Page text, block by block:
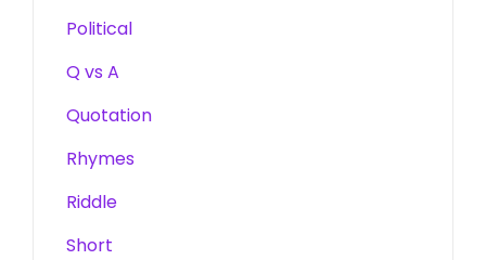
Political
Q vs A
Quotation
Rhymes
Riddle
Short